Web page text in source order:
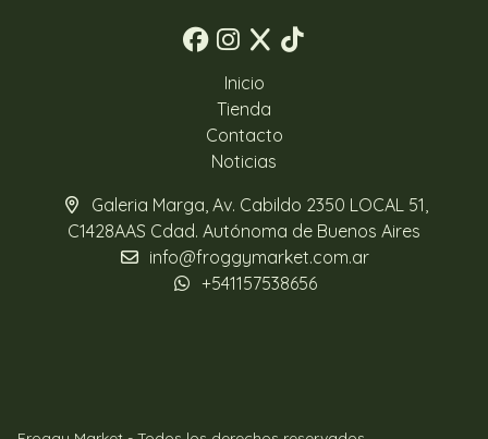
Inicio
Tienda
Contacto
Noticias
Galeria Marga, Av. Cabildo 2350 LOCAL 51,
C1428AAS Cdad. Autónoma de Buenos Aires
info@froggymarket.com.ar
+541157538656